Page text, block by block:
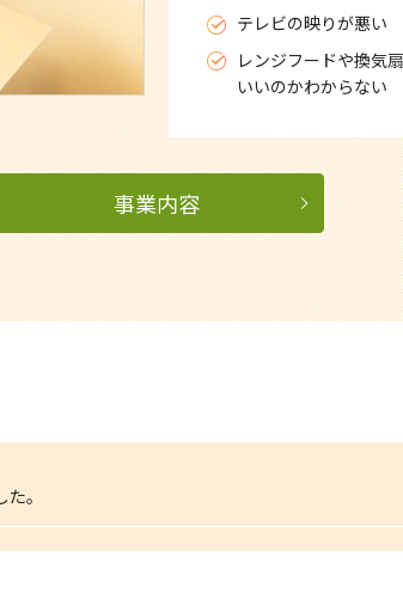
テレビの映りが悪い
レンジフードや換気
いいのかわからない
事業内容
。